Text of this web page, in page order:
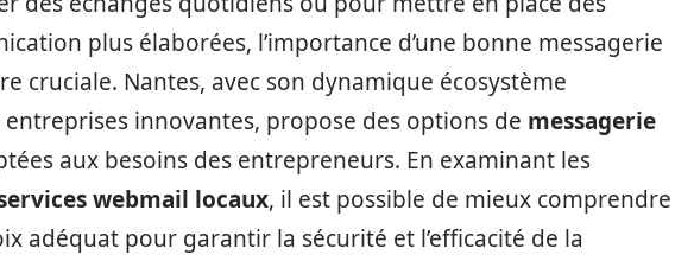
plus élaborées, l’importance d’une bonne messagerie
cruciale. Nantes, avec son dynamique écosystème
innovantes, propose des options de messagerie
aux besoins des entrepreneurs. En examinant les
webmail locaux, il est possible de mieux comprendre
adéquat pour garantir la sécurité et l’efficacité de la